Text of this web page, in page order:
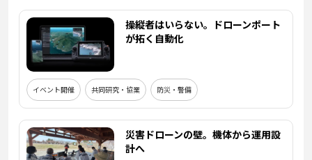
操縦者はいらない。ドローンポート
が拓く自動化
イベント開催 共同研究・協業 防災・警備
災害ドローンの壁。機体から運用設
計へ